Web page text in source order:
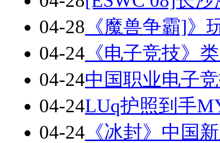
04-28 《魔兽争霸]》
04-24 《电子竞技》
04-24中国职业电子
04-24LUq护照到手
04-24 《冰封》中国